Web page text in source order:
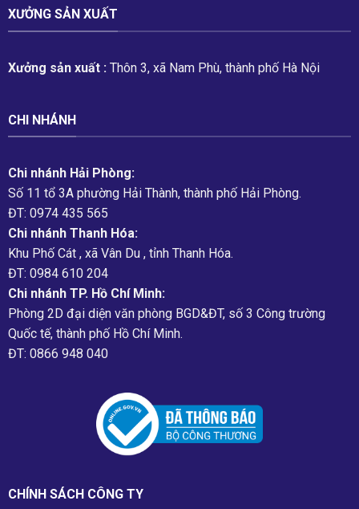
XƯỞNG SẢN XUẤT
Xưởng sản xuất :Thôn 3, xã Nam Phù, thành phố Hà Nội
CHI NHÁNH
Chi nhánh Hải Phòng:
Số 11 tổ 3A phường Hải Thành, thành phố Hải Phòng.
ĐT: 0974 435 565
Chi nhánh Thanh Hóa:
Khu Phố Cát , xã Vân Du , tỉnh Thanh Hóa.
ĐT: 0984 610 204
Chi nhánh TP. Hồ Chí Minh:
Phòng 2D đại diện văn phòng BGD&ĐT, số 3 Công trường
Quốc tế, thành phố Hồ Chí Minh.
ĐT: 0866 948 040
CHÍNH SÁCH CÔNG TY